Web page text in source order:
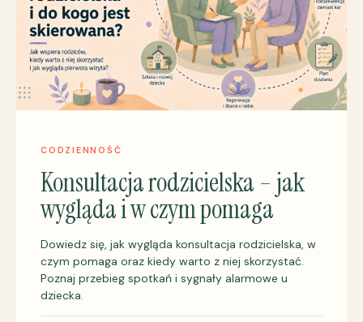
CODZIENNOŚĆ
Konsultacja rodzicielska – jak
wygląda i w czym pomaga
Dowiedz się, jak wygląda konsultacja rodzicielska, w
czym pomaga oraz kiedy warto z niej skorzystać.
Poznaj przebieg spotkań i sygnały alarmowe u
dziecka.